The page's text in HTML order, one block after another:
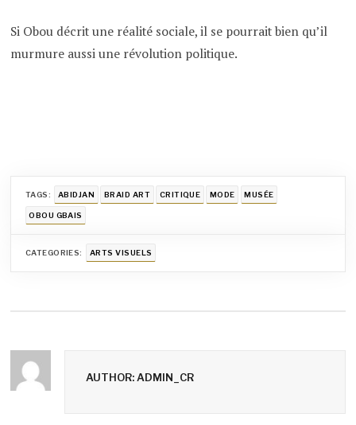
Si Obou décrit une réalité sociale, il se pourrait bien qu’il
murmure aussi une révolution politique.
TAGS: ABIDJAN BRAID ART CRITIQUE MODE MUSÉE
OBOU GBAIS
CATEGORIES: ARTS VISUELS
AUTHOR: ADMIN_CR